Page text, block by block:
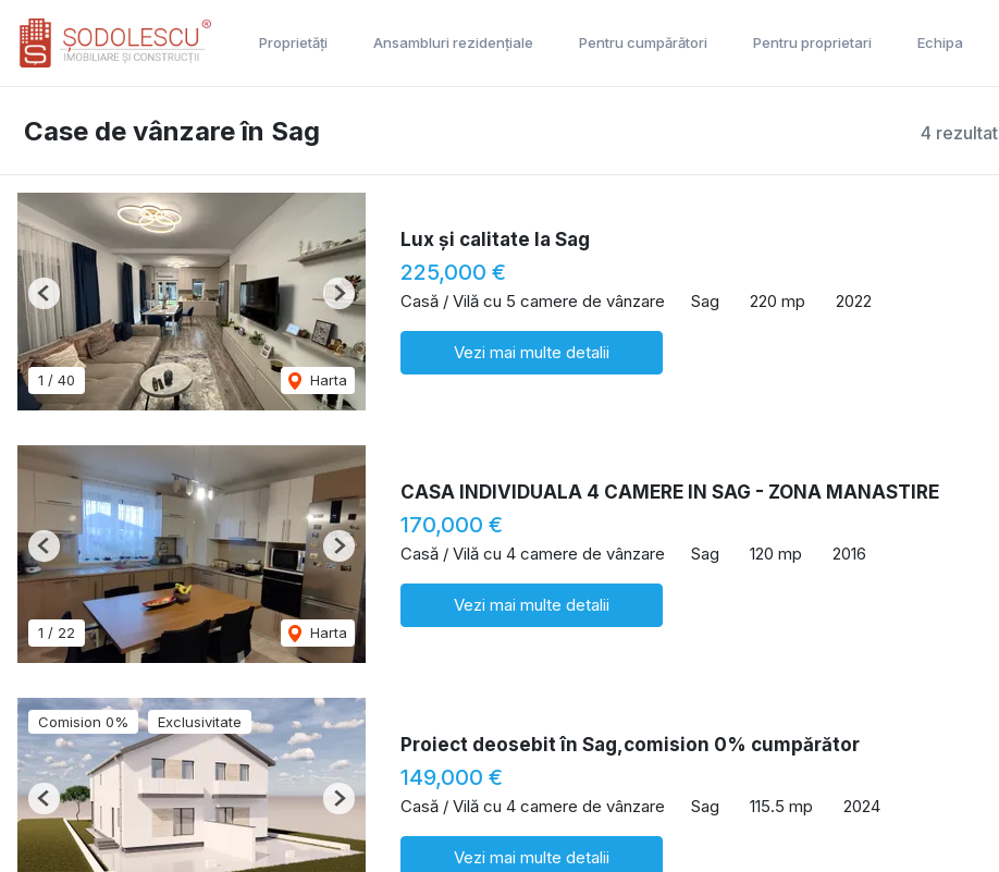
Proprietăți Ansambluri rezidențiale Pentru cumpărători Pentru proprietari Echipa
4
Case de vânzare în Sag
1 / 40 Harta
Previous Next
Lux și calitate la Sag
225,000 €
Casă / Vilă cu 5 camere de vânzare Sag 220 mp 2022
Vezi mai multe detalii
1 / 22 Harta
Previous Next
CASA INDIVIDUALA 4 CAMERE IN SAG - ZONA MANASTIRE
170,000 €
Casă / Vilă cu 4 camere de vânzare Sag 120 mp 2016
Vezi mai multe detalii
Comision 0% Exclusivitate
Previous Next
Proiect deosebit în Sag,comision 0% cumpărător
149,000 €
Casă / Vilă cu 4 camere de vânzare Sag 115.5 mp 2024
Vezi mai multe detalii